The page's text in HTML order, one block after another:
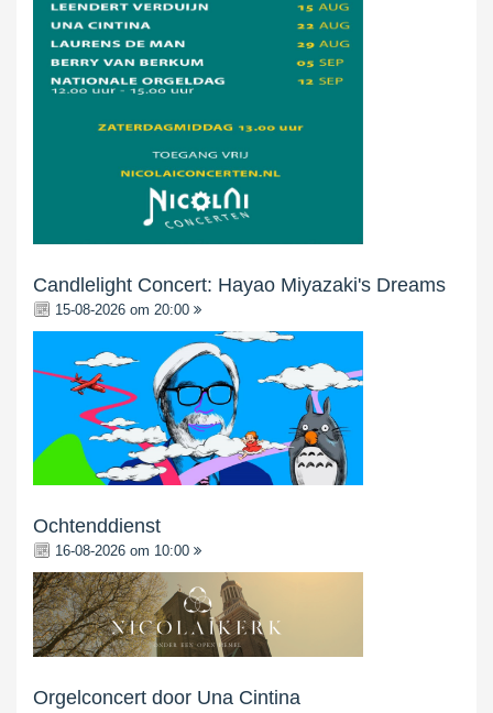
Candlelight Concert: Hayao Miyazaki's Dreams
15-08-2026 om 20:00
Ochtenddienst
16-08-2026 om 10:00
Orgelconcert door Una Cintina